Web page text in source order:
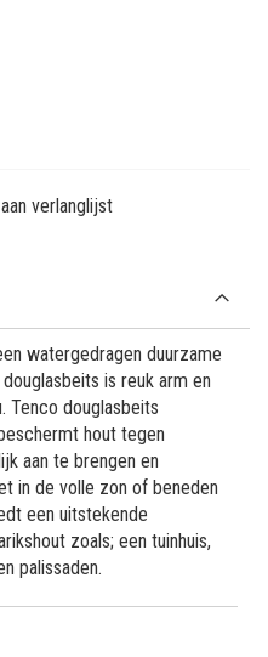
verlanglijst
watergedragen duurzame
is reuk arm en
Tenco douglasbeits
hout tegen
aan te brengen en
in de volle zon of beneden
een uitstekende
zoals; een tuinhuis,
palissaden.